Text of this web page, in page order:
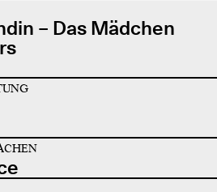
– Das Mädchen